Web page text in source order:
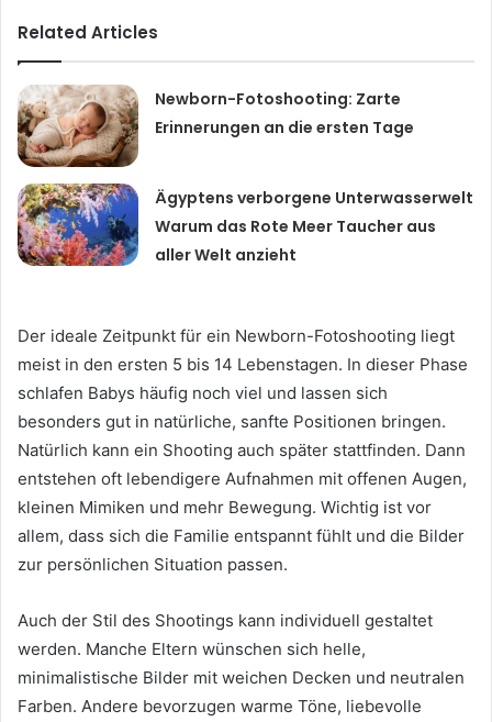
Related Articles
Newborn-Fotoshooting: Zarte
Erinnerungen an die ersten Tage
Ägyptens verborgene Unterwasserwelt
Warum das Rote Meer Taucher aus
aller Welt anzieht
Der ideale Zeitpunkt für ein Newborn-Fotoshooting liegt
meist in den ersten 5 bis 14 Lebenstagen. In dieser Phase
schlafen Babys häufig noch viel und lassen sich
besonders gut in natürliche, sanfte Positionen bringen.
Natürlich kann ein Shooting auch später stattfinden. Dann
entstehen oft lebendigere Aufnahmen mit offenen Augen,
kleinen Mimiken und mehr Bewegung. Wichtig ist vor
allem, dass sich die Familie entspannt fühlt und die Bilder
zur persönlichen Situation passen.
Auch der Stil des Shootings kann individuell gestaltet
werden. Manche Eltern wünschen sich helle,
minimalistische Bilder mit weichen Decken und neutralen
Farben. Andere bevorzugen warme Töne, liebevolle